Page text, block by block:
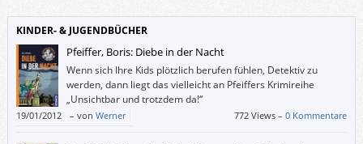
KINDER- & JUGENDBÜCHER
Pfeiffer, Boris: Diebe in der Nacht
Wenn sich Ihre Kids plötzlich berufen fühlen, Detektiv zu
werden, dann liegt das vielleicht an Pfeiffers Krimireihe
„Unsichtbar und trotzdem da!“
19/01/2012 – von Werner 772 Views –0 Kommentare